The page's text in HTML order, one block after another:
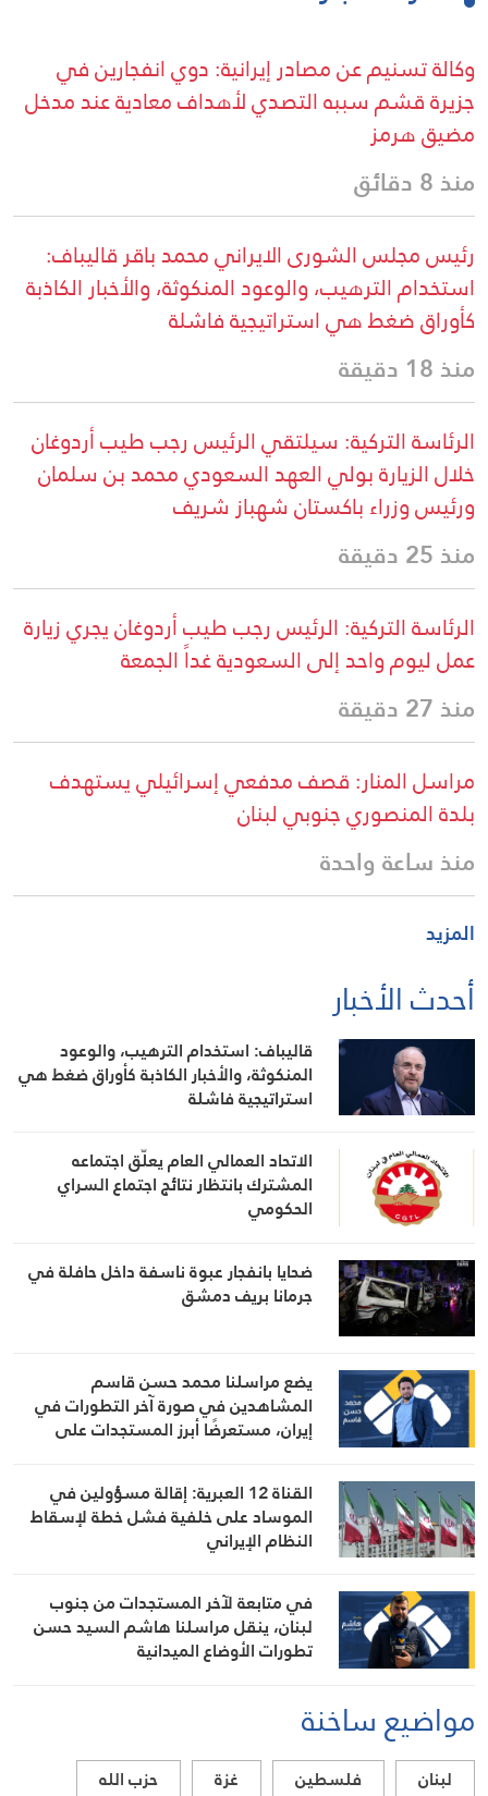
وكالة تسنيم عن مصادر إيرانية: دوي انفجارين في
جزيرة قشم سببه التصدي لأهداف معادية عند مدخل
مضيق هرمز
منذ 8 دقائق
رئيس مجلس الشورى الايراني محمد باقر قاليباف:
استخدام الترهيب، والوعود المنكوثة، والأخبار الكاذبة
كأوراق ضغط هي استراتيجية فاشلة
منذ 18 دقيقة
الرئاسة التركية: سيلتقي الرئيس رجب طيب أردوغان
خلال الزيارة بولي العهد السعودي محمد بن سلمان
ورئيس وزراء باكستان شهباز شريف
منذ 25 دقيقة
الرئاسة التركية: الرئيس رجب طيب أردوغان يجري زيارة
عمل ليوم واحد إلى السعودية غداً الجمعة
منذ 27 دقيقة
مراسل المنار: قصف مدفعي إسرائيلي يستهدف
بلدة المنصوري جنوبي لبنان
منذ ساعة واحدة
المزيد
أحدث الأخبار
قاليباف: استخدام الترهيب، والوعود
المنكوثة، والأخبار الكاذبة كأوراق ضغط هي
استراتيجية فاشلة
الاتحاد العمالي العام يعلّق اجتماعه
المشترك بانتظار نتائج اجتماع السراي
الحكومي
ضحايا بانفجار عبوة ناسفة داخل حافلة في
جرمانا بريف دمشق
يضع مراسلنا محمد حسن قاسم
المشاهدين في صورة آخر التطورات في
إيران، مستعرضًا أبرز المستجدات على
المواقف الرسمية وأبرز التطورات ذات
الصلة بالشأنين الداخلي والإقليمي
القناة 12 العبرية: إقالة مسؤولين في
الموساد على خلفية فشل خطة لإسقاط
النظام الإيراني
في متابعة لآخر المستجدات من جنوب
لبنان، ينقل مراسلنا هاشم السيد حسن
تطورات الأوضاع الميدانية
مواضيع ساخنة
لبنان فلسطين غزة
حزب الله